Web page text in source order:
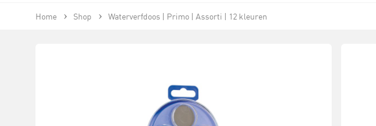
Home Shop Waterverfdoos | Primo | Assorti | 12 kleuren